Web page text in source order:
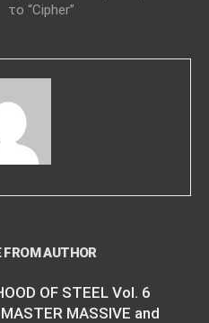
το “Cipher”
FROM AUTHOR
OF STEEL Vol. 6
MASSIVE and